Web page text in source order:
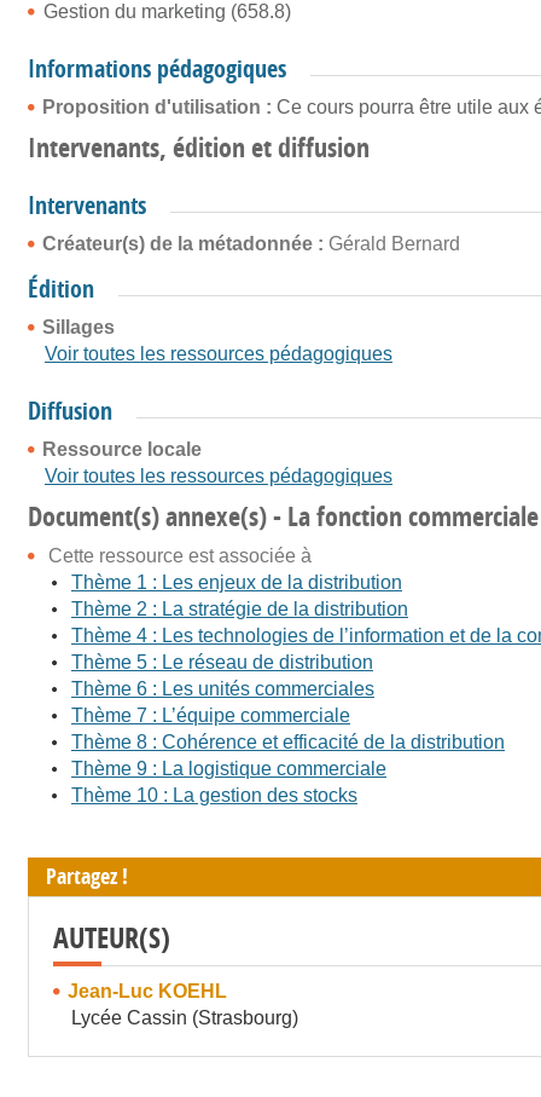
Gestion du marketing (658.8)
Informations pédagogiques
Proposition d'utilisation : Ce cours pourra être utile aux
Intervenants, édition et diffusion
Intervenants
Créateur(s) de la métadonnée : Gérald Bernard
Édition
Sillages
Voir toutes les ressources pédagogiques
Diffusion
Ressource locale
Voir toutes les ressources pédagogiques
Document(s) annexe(s) - La fonction
Cette ressource est associée à
Thème 1 : Les enjeux de la distribution
Thème 2 : La stratégie de la distribution
Thème 4 : Les technologies de l’information et de la
Thème 5 : Le réseau de distribution
Thème 6 : Les unités commerciales
Thème 7 : L’équipe commerciale
Thème 8 : Cohérence et efficacité de la distribution
Thème 9 : La logistique commerciale
Thème 10 : La gestion des stocks
Partagez !
AUTEUR(S)
Jean-Luc KOEHL
Lycée Cassin (Strasbourg)